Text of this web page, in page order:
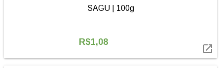
SAGU | 100g
R$1,08
